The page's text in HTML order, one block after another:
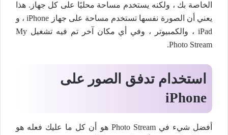
الخاصة بك ، ولكنه يستخدم مساحة محليًا على كل جهاز. هذا
يعني أن الصورة نفسها تستخدم مساحة على جهاز iPhone ، و
iPad ، والكمبيوتر ، وفي أي مكان آخر تم فيه تشغيل My
Photo Stream.
استخدام تدفق الصور على
iPhone
أفضل شيء في Photo Stream هو أن كل ما عليك فعله هو